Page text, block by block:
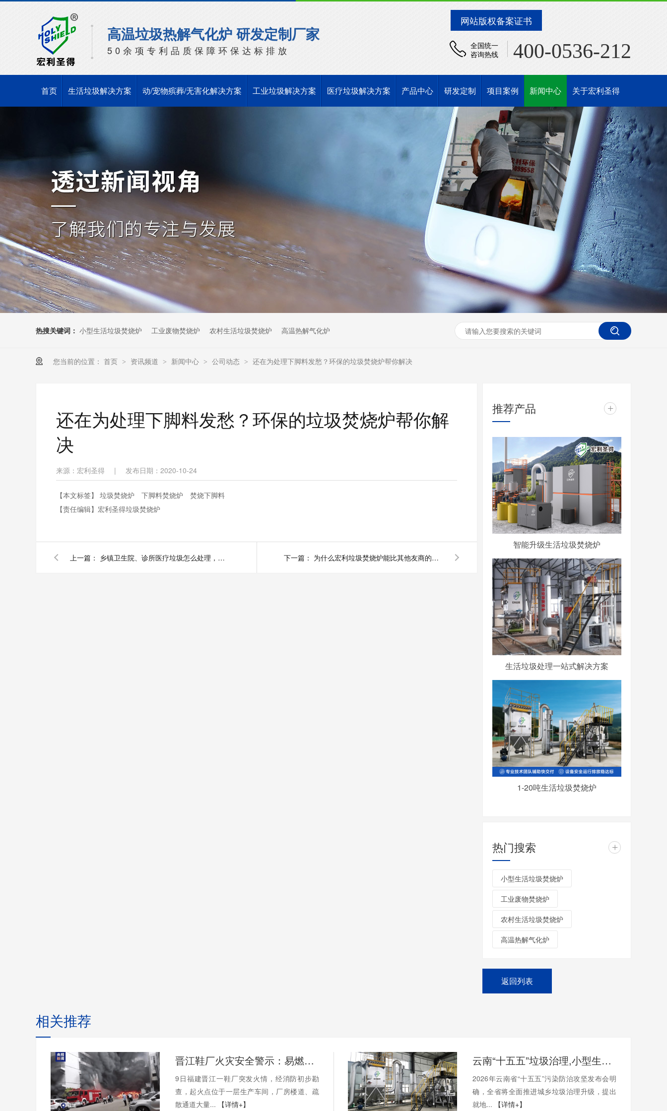
网站版权备案证书
高温垃圾热解气化炉 研发定制厂家
50余项专利品质保障环保达标排放
全国统一
咨询热线
400-0536-212
首页 生活垃圾解决方案 动/宠物殡葬/无害化解决方案 工业垃圾解决方案 医疗垃圾解决方案 产品中心 研发定制 项目案例 新闻中心 关于宏利圣得
热搜关键词： 小型生活垃圾焚烧炉 工业废物焚烧炉 农村生活垃圾焚烧炉 高温热解气化炉
您当前的位置： 首页 > 资讯频道 > 新闻中心 > 公司动态 > 还在为处理下脚料发愁？环保的垃圾焚烧炉帮你解决
还在为处理下脚料发愁？环保的垃圾焚烧炉帮你解
决
来源：宏利圣得 | 发布日期：2020-10-24
【本文标签】 垃圾焚烧炉 下脚料焚烧炉
焚烧下脚料
【责任编辑】 宏利圣得垃圾焚烧炉
上一篇： 乡镇卫生院、诊所医疗垃圾怎么处理，宏利圣得医疗垃圾焚烧炉来帮你 下一篇： 为什么宏利垃圾焚烧炉能比其他友商的使用寿命长？
推荐产品 +
智能升级生活垃圾焚烧炉
生活垃圾处理一站式解决方案
1-20吨生活垃圾焚烧炉
热门搜索 +
小型生活垃圾焚烧炉
工业废物焚烧炉
农村生活垃圾焚烧炉
高温热解气化炉
返回列表
相关推荐
晋江鞋厂火灾安全警示：易燃鞋材废料依托工业固废焚烧炉实现规范化安全处置
9日福建晋江一鞋厂突发火情，经消防初步勘
查，起火点位于一层生产车间，厂房楼道、疏
散通道大量...
【详情+】
云南“十五五”垃圾治理,小型生活焚烧炉就地焚烧破解山区处置难题
2026年云南省“十五五”污染防治攻坚发布会明
确，全省将全面推进城乡垃圾治理升级，提出
就地...
【详情+】